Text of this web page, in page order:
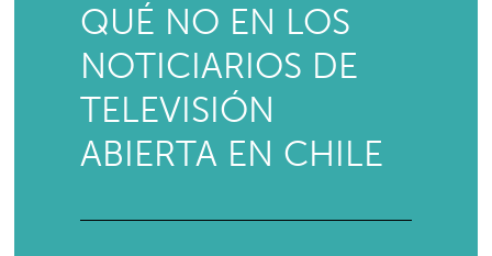
QUÉ NO EN LOS
NOTICIARIOS DE
TELEVISIÓN
ABIERTA EN CHILE